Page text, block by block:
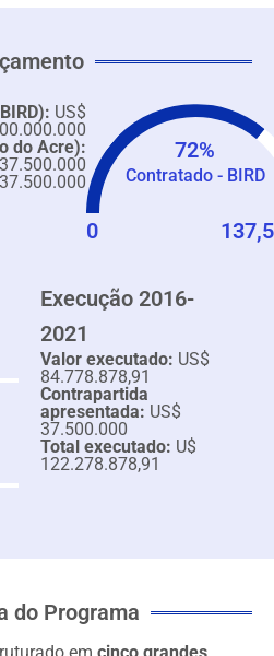
US$
do Acre):
Contratado - BIRD
72%
0
Execução 2016-
2021
Valor executado: US$
84.778.878,91
Contrapartida
apresentada: US$
37.500.000
Total executado: U$
122.278.878,91
do Programa